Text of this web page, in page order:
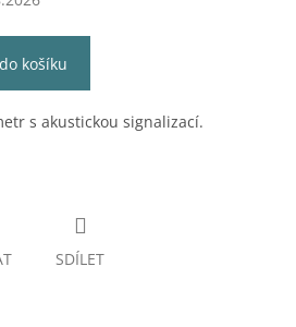
košíku
s akustickou signalizací.
SDÍLET